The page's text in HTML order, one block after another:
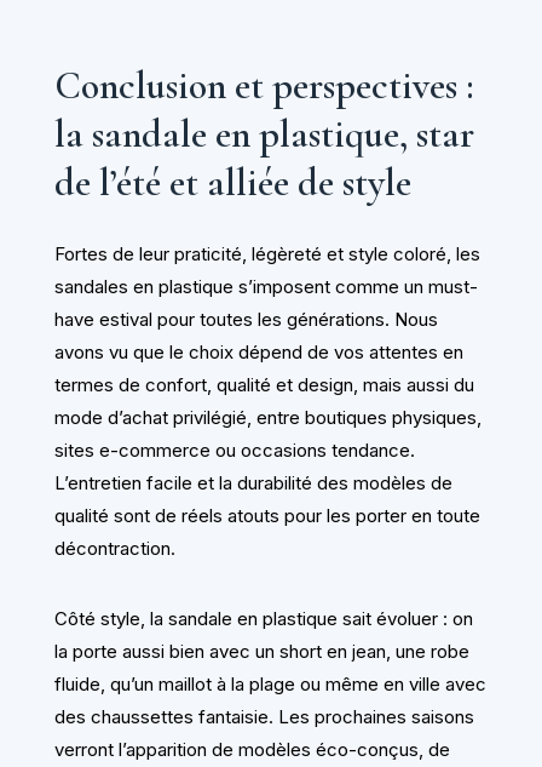
Conclusion et perspectives :
la sandale en plastique, star
de l’été et alliée de style
Fortes de leur praticité, légèreté et style coloré, les
sandales en plastique s’imposent comme un must-
have estival pour toutes les générations. Nous
avons vu que le choix dépend de vos attentes en
termes de confort, qualité et design, mais aussi du
mode d’achat privilégié, entre boutiques physiques,
sites e-commerce ou occasions tendance.
L’entretien facile et la durabilité des modèles de
qualité sont de réels atouts pour les porter en toute
décontraction.
Côté style, la sandale en plastique sait évoluer : on
la porte aussi bien avec un short en jean, une robe
fluide, qu’un maillot à la plage ou même en ville avec
des chaussettes fantaisie. Les prochaines saisons
verront l’apparition de modèles éco-conçus, de